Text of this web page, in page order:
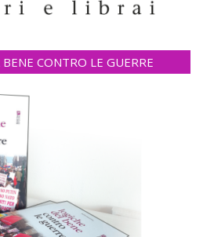
CONTRO LE GUERRE